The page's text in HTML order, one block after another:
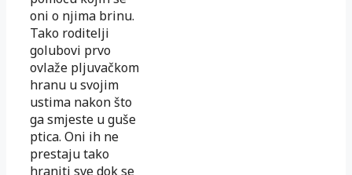
oni o njima brinu.
Tako roditelji
golubovi prvo
ovlaže pljuvačkom
hranu u svojim
ustima nakon što
ga smjeste u guše
ptica. Oni ih ne
prestaju tako
hraniti sve dok se